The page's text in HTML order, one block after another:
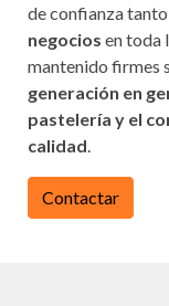
de confianza
negociosen toda
mantenido firmes
generación en
pastelería y el
calidad
Contactar